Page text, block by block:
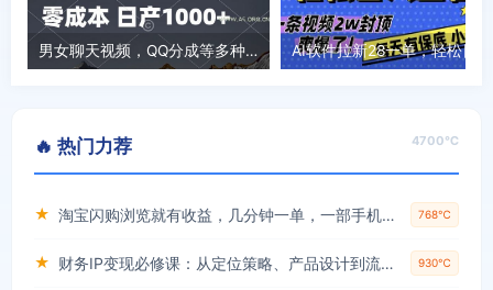
男女聊天视频，QQ分成等多种变现方式，日入1000+
🔥 热门力荐 4700℃
★ 淘宝闪购浏览就有收益，几分钟一单，一部手机就可操作，操作简单，小白轻松日入3张【揭秘】 768℃
★ 财务IP变现必修课：从定位策略、产品设计到流量变现形成完整闭环 930℃